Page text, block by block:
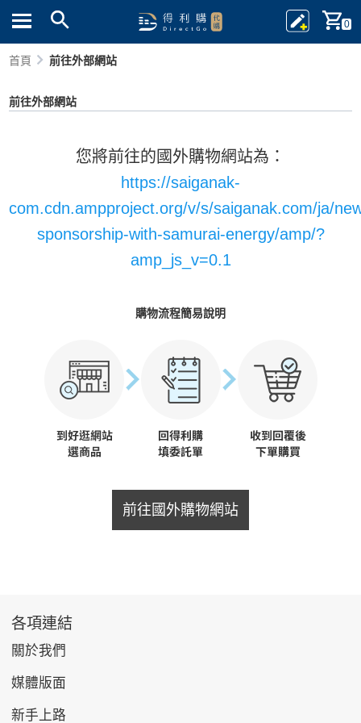
0
首頁 前往外部網站
前往外部網站
您將前往的國外購物網站為：
https://saiganak-
com.cdn.ampproject.org/v/s/saiganak.com/ja/
sponsorship-with-samurai-energy/amp/?
amp_js_v=0.1
購物流程簡易說明
前往國外購物網站
各項連結
關於我們
媒體版面
新手上路